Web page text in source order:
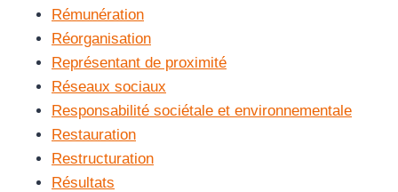
Rémunération
Réorganisation
Représentant de proximité
Réseaux sociaux
Responsabilité sociétale et environnementale
Restauration
Restructuration
Résultats